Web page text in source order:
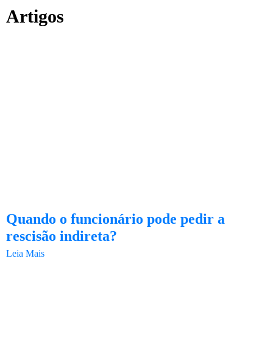
Artigos
Quando o funcionário pode pedir a
rescisão indireta?
Leia Mais